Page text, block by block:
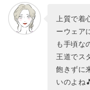
上質で着
ーウェア
も手頃な
王道でス
飽きずに
いのよね